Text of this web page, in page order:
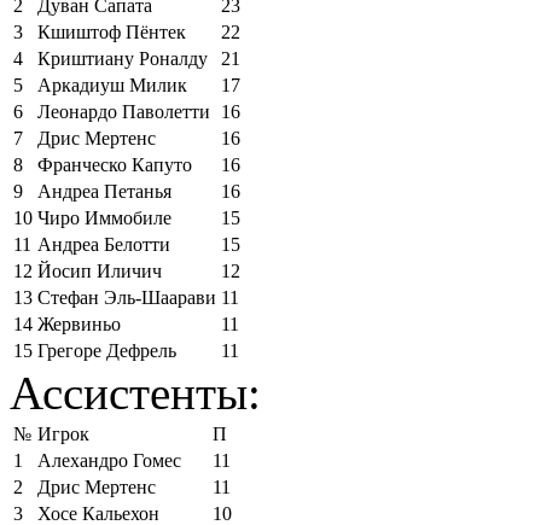
2
Дуван Сапата
23
3
Кшиштоф Пёнтек
22
4
Криштиану Роналду
21
5
Аркадиуш Милик
17
6
Леонардо Паволетти
16
7
Дрис Мертенс
16
8
Франческо Капуто
16
9
Андреа Петанья
16
10 Чиро Иммобиле
15
11 Андреа Белотти
15
12 Йосип Иличич
12
13 Стефан Эль-Шаарави 11
14 Жервиньо
11
15 Грегоре Дефрель 11
Ассистенты:
№ Игрок
П
1
Алехандро Гомес
11
2
Дрис Мертенс
11
3
Хосе Кальехон
10